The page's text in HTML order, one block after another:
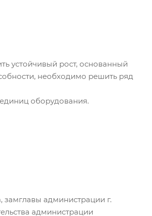
устойчивый рост, основанный
необходимо решить ряд
оборудования.
администрации г.
администрации